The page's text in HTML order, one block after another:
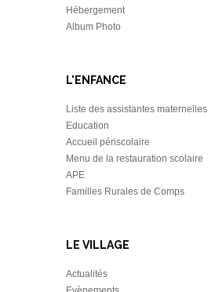
Hébergement
Album Photo
L'ENFANCE
Liste des assistantes maternelles
Education
Accueil périscolaire
Menu de la restauration scolaire
APE
Familles Rurales de Comps
LE VILLAGE
Actualités